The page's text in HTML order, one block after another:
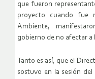
que fueron
proyecto cuando fue
Ambiente,
gobierno de no afectar a
Tanto es así, que el
sostuvo en la sesión